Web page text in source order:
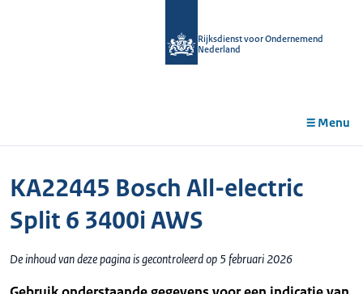
Rijksdienst voor Ondernemend
Nederland
Menu
KA22445 Bosch All-electric
Split 6 3400i AWS
De inhoud van deze pagina is gecontroleerd op 5 februari 2026